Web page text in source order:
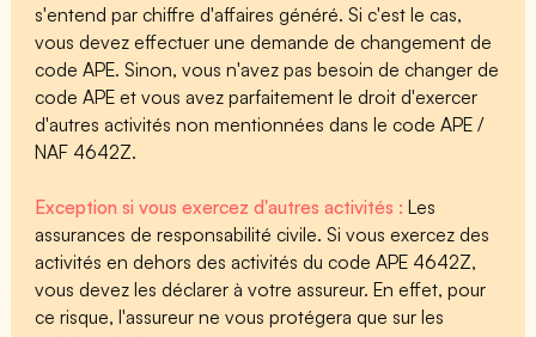
s'entend par chiffre d'affaires généré. Si c'est le cas,
vous devez effectuer une demande de changement de
code APE. Sinon, vous n'avez pas besoin de changer de
code APE et vous avez parfaitement le droit d'exercer
d'autres activités non mentionnées dans le code APE /
NAF 4642Z.
Exception si vous exercez d'autres activités :Les
assurances de responsabilité civile. Si vous exercez des
activités en dehors des activités du code APE 4642Z,
vous devez les déclarer à votre assureur. En effet, pour
ce risque, l'assureur ne vous protégera que sur les